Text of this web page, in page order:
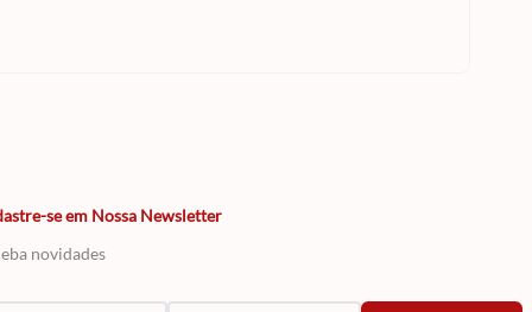
se em Nossa Newsletter
novidades